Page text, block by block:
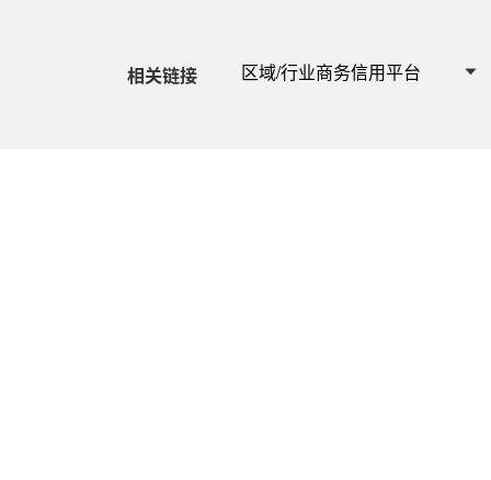
相关链接 区域/行业商务信用平台